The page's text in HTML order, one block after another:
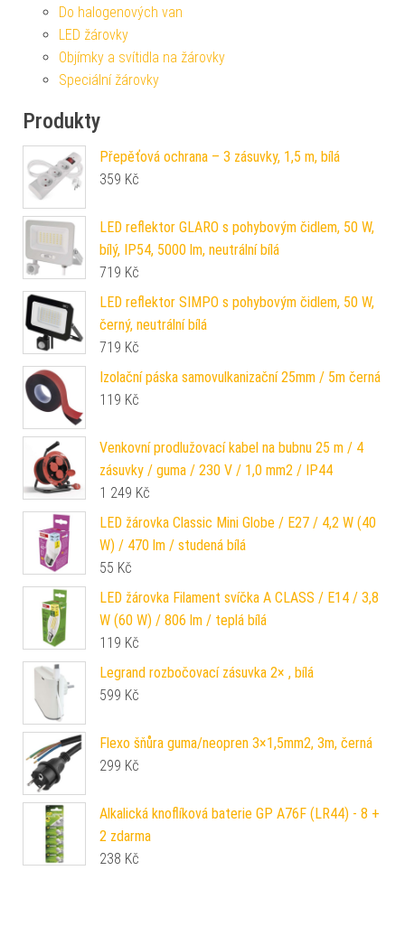
Do halogenových van
LED žárovky
Objímky a svítidla na žárovky
Speciální žárovky
Produkty
Přepěťová ochrana – 3 zásuvky, 1,5 m, bílá
359 Kč
LED reflektor GLARO s pohybovým čidlem, 50 W,
bílý, IP54, 5000 lm, neutrální bílá
719 Kč
LED reflektor SIMPO s pohybovým čidlem, 50 W,
černý, neutrální bílá
719 Kč
Izolační páska samovulkanizační 25mm / 5m černá
119 Kč
Venkovní prodlužovací kabel na bubnu 25 m / 4
zásuvky / guma / 230 V / 1,0 mm2 / IP44
1 249 Kč
LED žárovka Classic Mini Globe / E27 / 4,2 W (40
W) / 470 lm / studená bílá
55 Kč
LED žárovka Filament svíčka A CLASS / E14 / 3,8
W (60 W) / 806 lm / teplá bílá
119 Kč
Legrand rozbočovací zásuvka 2× , bílá
599 Kč
Flexo šňůra guma/neopren 3×1,5mm2, 3m, černá
299 Kč
Alkalická knoflíková baterie GP A76F (LR44) - 8 +
2 zdarma
238 Kč